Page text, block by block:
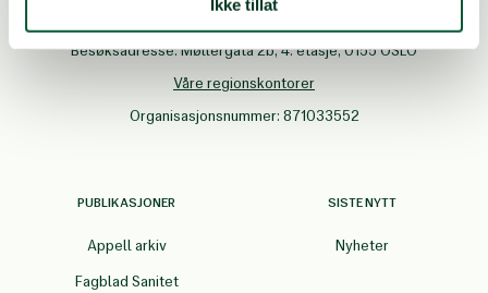
Ikke tillat
Postboks 8844, Youngstorget, 0028 OSLO
Besøksadresse: Møllergata 2b, 4. etasje, 0155 OSLO
Våre regionskontorer
Organisasjonsnummer: 871033552
PUBLIKASJONER
Appell arkiv
Fagblad Sanitet
SISTE NYTT
Nyheter